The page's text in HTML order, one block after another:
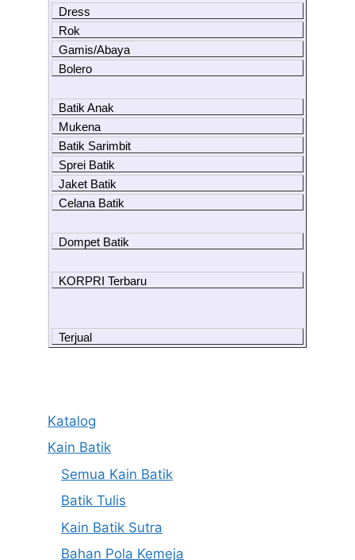
Dress
Rok
Gamis/Abaya
Bolero
Batik Anak
Mukena
Batik Sarimbit
Sprei Batik
Jaket Batik
Celana Batik
Dompet Batik
KORPRI Terbaru
Terjual
Katalog
Kain Batik
Semua Kain Batik
Batik Tulis
Kain Batik Sutra
Bahan Pola Kemeja